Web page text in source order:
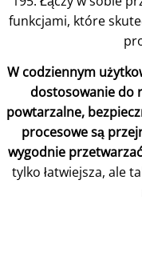
funkcjami, które
W codziennym
dostosowanie do
powtarzalne,
procesowe są
wygodnie
tylko łatwiejsza, ale